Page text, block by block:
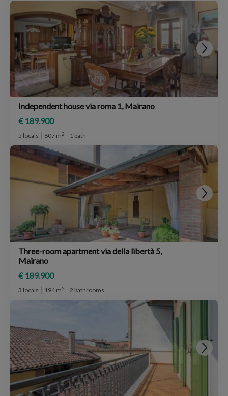
Independent house via roma 1, Mairano
€ 189.900
5 locals 607 m2 1 bath
Three-room apartment via della libertà 5,
Mairano
€ 189.900
3 locals 194 m2 2 bathrooms